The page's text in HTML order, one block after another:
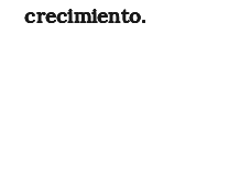
crecimiento.